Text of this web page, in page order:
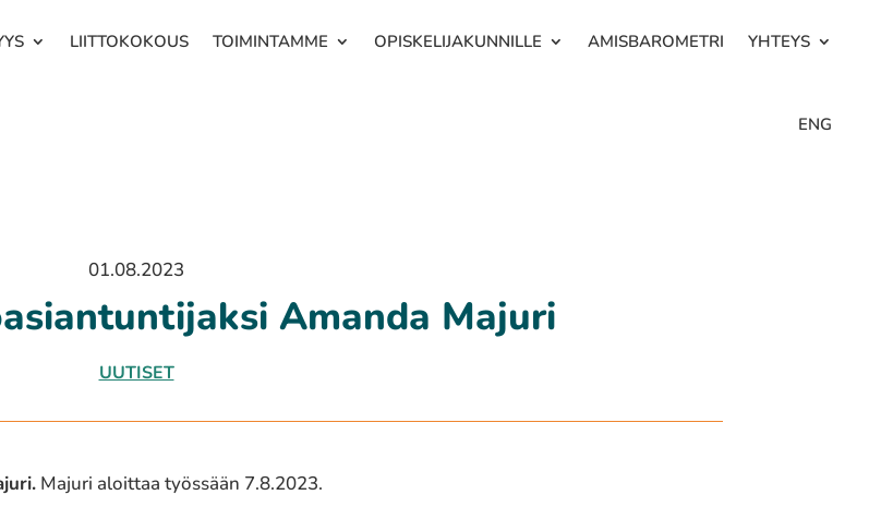
LIITTOKOKOUS TOIMINTAMME OPISKELIJAKUNNILLE AMISBAROMETRI YHTEYS
ENG
01.08.2023
Amanda Majuri
UUTISET
Majuri aloittaa työssään 7.8.2023.